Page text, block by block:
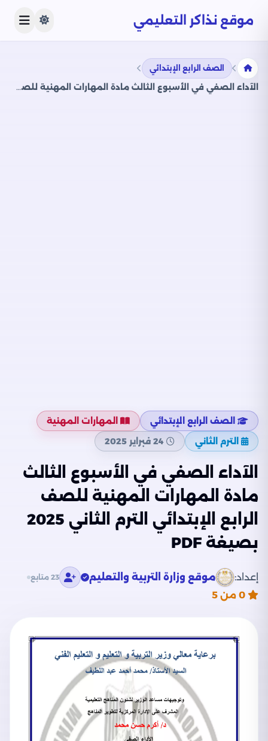
موقع نذاكر التعليمي
الصف الرابع الإبتدائي
الآداء الصفي في الأسبوع الثالث مادة المهارات المهنية للصف الرابع الإبتدائي الترم الثاني 2025 بصيغة PDF
الصف الرابع الإبتدائي
المهارات المهنية
الترم الثاني
24 فبراير 2025
الآداء الصفي في الأسبوع الثالث
مادة المهارات المهنية للصف
الرابع الإبتدائي الترم الثاني 2025
بصيغة PDF
إعداد: موقع وزارة التربية والتعليم 23 متابع
0 من 5